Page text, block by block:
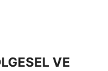
VE